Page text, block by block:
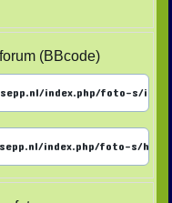
(BBcode)